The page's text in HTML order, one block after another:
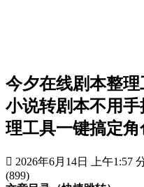
今夕在线剧本整
小说转剧本不用
理工具一键搞定
 2026年6月14日 上午1:57
(899)